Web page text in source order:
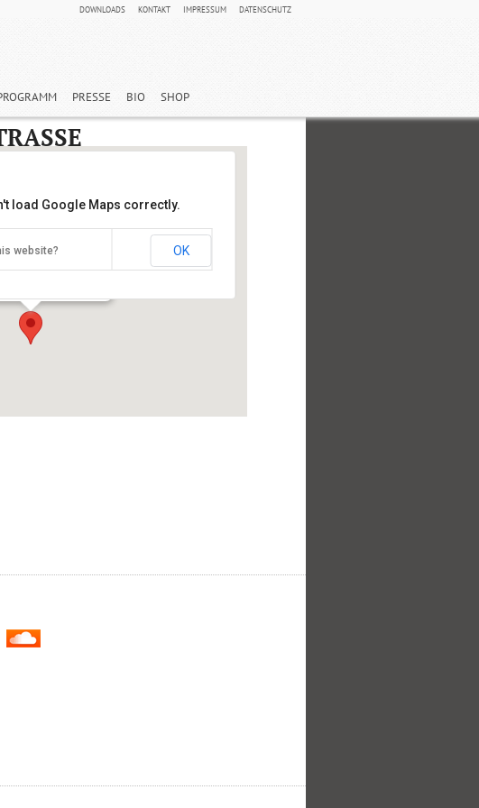
DOWNLOADS KONTAKT IMPRESSUM DATENSCHUTZ
PRESSE BIO SHOP
Reuterbühler Straße
load Google Maps correctly.
website? OK